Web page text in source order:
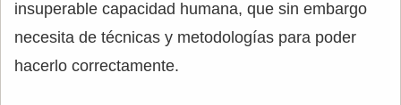
insuperable capacidad humana, que sin embargo
necesita de técnicas y metodologías para poder
hacerlo correctamente.